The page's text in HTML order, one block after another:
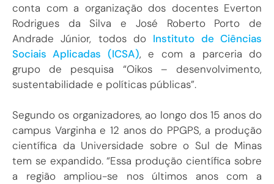
conta com a organização dos docentes Everton
Rodrigues da Silva e José Roberto Porto de
Andrade Júnior, todos do Instituto de Ciências
Sociais Aplicadas (ICSA), e com a parceria do
grupo de pesquisa “Oikos – desenvolvimento,
sustentabilidade e políticas públicas”.
Segundo os organizadores, ao longo dos 15 anos do
campus Varginha e 12 anos do PPGPS, a produção
científica da Universidade sobre o Sul de Minas
tem se expandido. “Essa produção científica sobre
a região ampliou-se nos últimos anos com a